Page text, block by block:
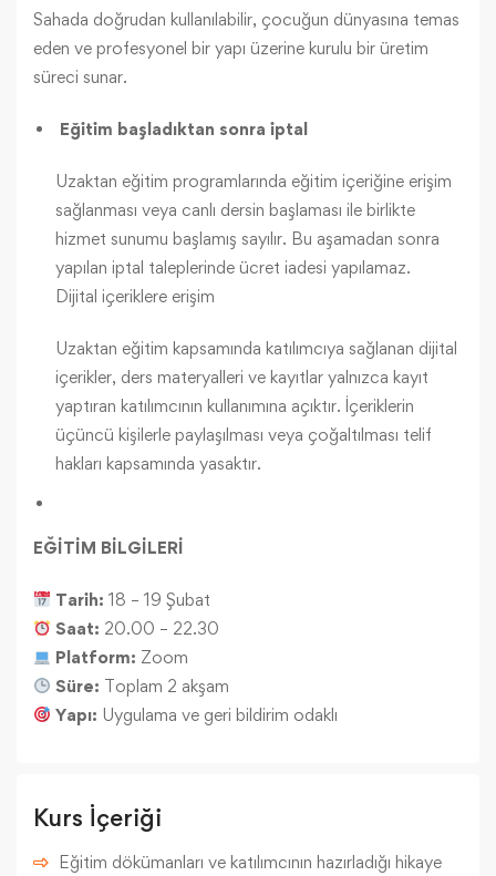
Sahada doğrudan kullanılabilir, çocuğun dünyasına temas
eden ve profesyonel bir yapı üzerine kurulu bir üretim
süreci sunar.
Eğitim başladıktan sonra iptal
Uzaktan eğitim programlarında eğitim içeriğine erişim
sağlanması veya canlı dersin başlaması ile birlikte
hizmet sunumu başlamış sayılır. Bu aşamadan sonra
yapılan iptal taleplerinde ücret iadesi yapılamaz.
Dijital içeriklere erişim
Uzaktan eğitim kapsamında katılımcıya sağlanan dijital
içerikler, ders materyalleri ve kayıtlar yalnızca kayıt
yaptıran katılımcının kullanımına açıktır. İçeriklerin
üçüncü kişilerle paylaşılması veya çoğaltılması telif
hakları kapsamında yasaktır.
EĞİTİM BİLGİLERİ
Tarih: 18 – 19 Şubat
Saat: 20.00 – 22.30
Platform: Zoom
Süre: Toplam 2 akşam
Yapı: Uygulama ve geri bildirim odaklı
Kurs İçeriği
Eğitim dökümanları ve katılımcının hazırladığı hikaye